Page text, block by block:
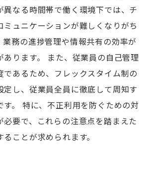
異なる時間帯で働く環境下では、チ
ミュニケーションが難しくなりがち
業務の進捗管理や情報共有の効率が
ります。 また、従業員の自己管理
であるため、フレックスタイム制の
定し、従業員全員に徹底して周知す
す。 特に、不正利用を防ぐための対
必要で、これらの注意点を踏まえた
ことが求められます。